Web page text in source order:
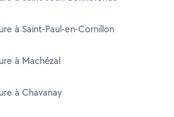
à Saint-Paul-en-Cornillon
à Machézal
à Chavanay